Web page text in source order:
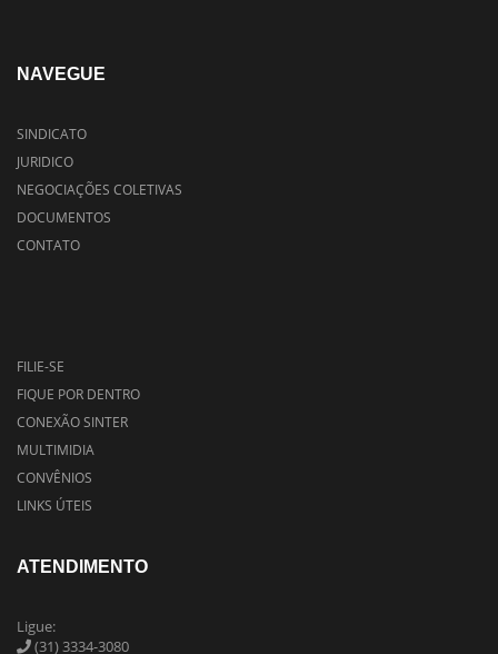
NAVEGUE
SINDICATO
JURIDICO
NEGOCIAÇÕES COLETIVAS
DOCUMENTOS
CONTATO
FILIE-SE
FIQUE POR DENTRO
CONEXÃO SINTER
MULTIMIDIA
CONVÊNIOS
LINKS ÚTEIS
ATENDIMENTO
Ligue:
(31) 3334-3080